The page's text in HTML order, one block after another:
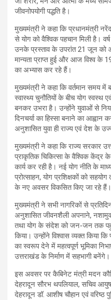
जीवनोपयोगी पद्धति है।
मुख्यमंत्री ने कहा कि प्रधानमंत्री
से योग को वैश्विक पहचान मिली है।
उनके प्रस्ताव के उपरांत 21 जून को
मान्यता प्राप्त हुई और आज विश्व के
का अभ्यास कर रहे हैं।
मुख्यमंत्री ने कहा कि वर्तमान समय में
स्वास्थ्य चुनौतियों के बीच योग स्वस्थ
बनकर उभरा है। उन्होंने युवाओं से
दिनचर्या का हिस्सा बनाने का
अनुशासित युवा ही राज्य एवं देश के
मुख्यमंत्री ने कहा कि राज्य सरकार
प्राकृतिक चिकित्सा के वैश्विक केंद्र
कार्य कर रही है। नई योग नीति के
प्रोत्साहन, योग प्रशिक्षकों को
के नए अवसर विकसित किए जा रहे हैं।
मुख्यमंत्री ने सभी नागरिकों से
अनुशासित जीवनशैली अपनाने,
तथा योग के संदेश को जन-जन तक
किया। उन्होंने विश्वास व्यक्त किया
का स्वरूप देने में महत्वपूर्ण भूमिका
उत्तराखंड के निर्माण में सहभागी बनेंगे।
इस अवसर पर कैबिनेट मंत्री मदन
देहरादून सौरभ थपलियाल, सचिव
देहरादून डॉ. आशीष चौहान एवं